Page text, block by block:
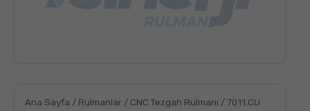
Ana Sayfa / Rulmanlar / CNC Tezgah Rulmanı / 7011.CU